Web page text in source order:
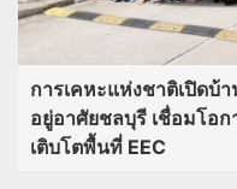
การเคหะแห่งชาติเปิดบ้
อยู่อาศัยชลบุรี เชื่อมโอ
เติบโตพื้นที่ EEC